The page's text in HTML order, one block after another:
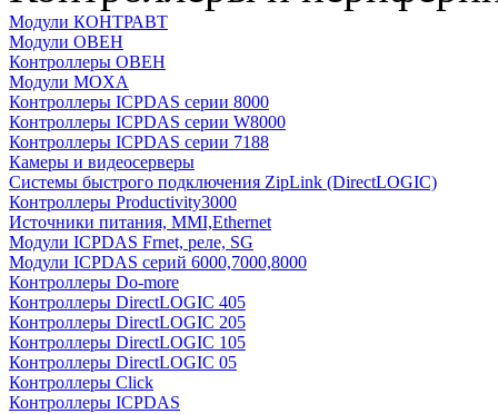
Модули КОНТРАВТ
Модули ОВЕН
Контроллеры ОВЕН
Модули MOXA
Контроллеры ICPDAS серии 8000
Контроллеры ICPDAS серии W8000
Контроллеры ICPDAS серии 7188
Камеры и видеосерверы
Системы быстрого подключения ZipLink (DirectLOGIC)
Контроллеры Productivity3000
Источники питания, MMI,Ethernet
Модули ICPDAS Frnet, реле, SG
Модули ICPDAS серий 6000,7000,8000
Контроллеры Do-more
Контроллеры DirectLOGIC 405
Контроллеры DirectLOGIC 205
Контроллеры DirectLOGIC 105
Контроллеры DirectLOGIC 05
Контроллеры Click
Контроллеры ICPDAS